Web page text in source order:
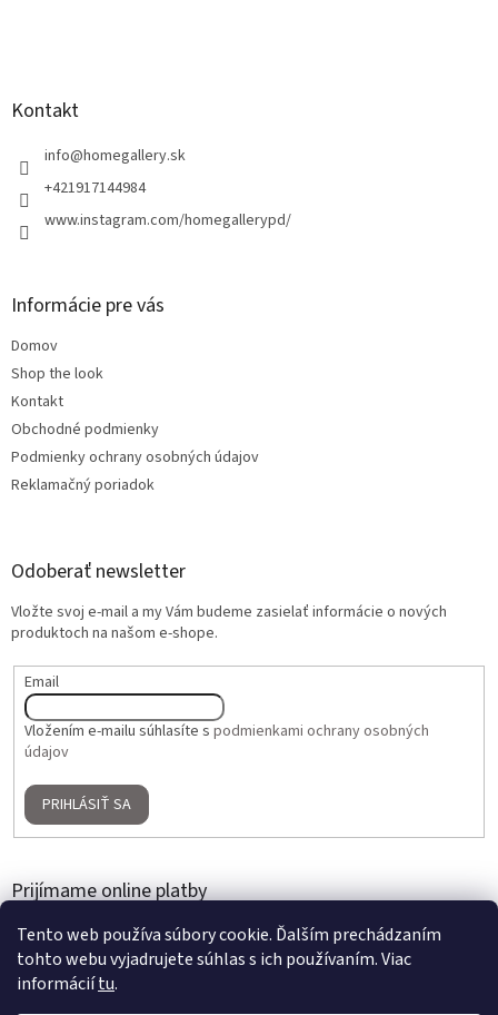
Tento web používa súbory cookie. Ďalším prechádzaním
tohto webu vyjadrujete súhlas s ich používaním. Viac
informáciítu.
Kontakt
info@homegallery.sk
+421917144984
www.instagram.com/homegallerypd/
Informácie pre vás
Domov
Shop the look
Kontakt
Obchodné podmienky
Podmienky ochrany osobných údajov
Reklamačný poriadok
Odoberať newsletter
Vložte svoj e-mail a my Vám budeme zasielať informácie o nových
produktoch na našom e-shope.
Email
Vložením e-mailu súhlasíte s podmienkami ochrany osobných
údajov
PRIHLÁSIŤ SA
Prijímame online platby